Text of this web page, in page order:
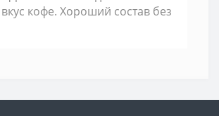
кофе. Хороший состав без